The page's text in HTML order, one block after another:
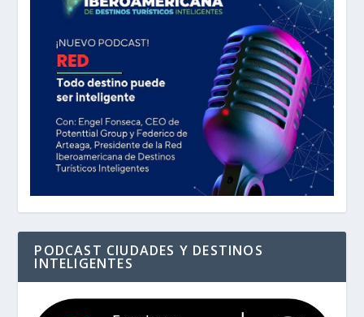
PODCAST CIUDADES Y DESTINOS
INTELIGENTES